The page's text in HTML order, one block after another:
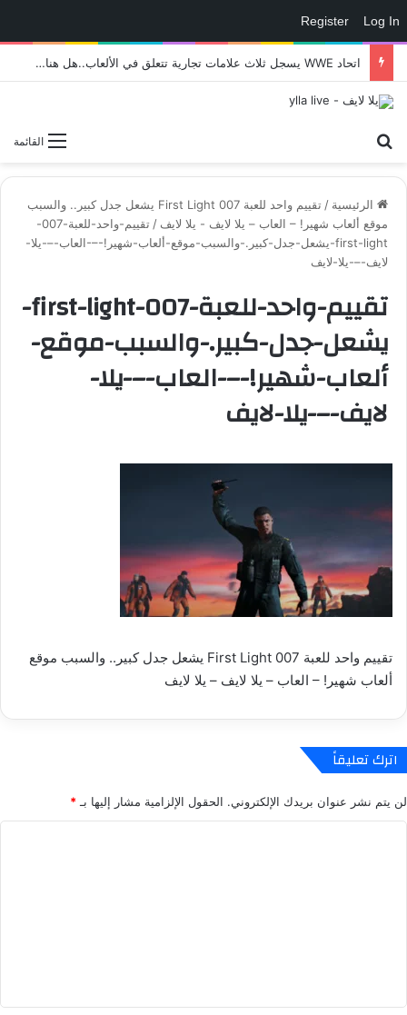
Log In
Register
اتحاد WWE يسجل ثلاث علامات تجارية تتعلق في الألعاب..هل هناك إعلان قريب! – العاب – يلا لايف – يلا لايف
القائمة
الرئيسية /
تقييم واحد للعبة 007 First Light يشعل جدل كبير.. والسبب
موقع ألعاب شهير! – العاب – يلا لايف - يلا لايف /
تقييم-واحد-للعبة-007-
first-light-يشعل-جدل-كبير.-والسبب-موقع-ألعاب-شهير!-–-العاب-–-يلا-
لايف-–-يلا-لايف
تقييم-واحد-للعبة-007-first-light-
يشعل-جدل-كبير.-والسبب-موقع-
ألعاب-شهير!-–-العاب-–-يلا-
لايف-–-يلا-لايف
تقييم واحد للعبة 007 First Light يشعل جدل كبير.. والسبب موقع
ألعاب شهير! – العاب – يلا لايف – يلا لايف
اترك تعليقاً
لن يتم نشر عنوان بريدك الإلكتروني. الحقول الإلزامية مشار إليها بـ *